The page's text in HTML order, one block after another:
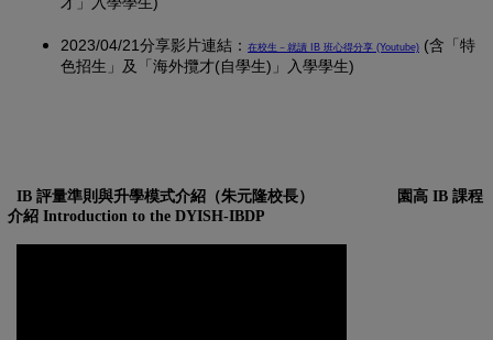
2023/04/21分享影片連結： 在校生－就讀 IB 班心得分享 (Youtube) (另開新視窗)
(含「特
色招生」及「海外攬才(自學生)」入學學生)
IB 評量準則與升學模式介紹（朱元隆校長）
園高 IB 課程
介紹 Introduction to the DYISH-IBDP